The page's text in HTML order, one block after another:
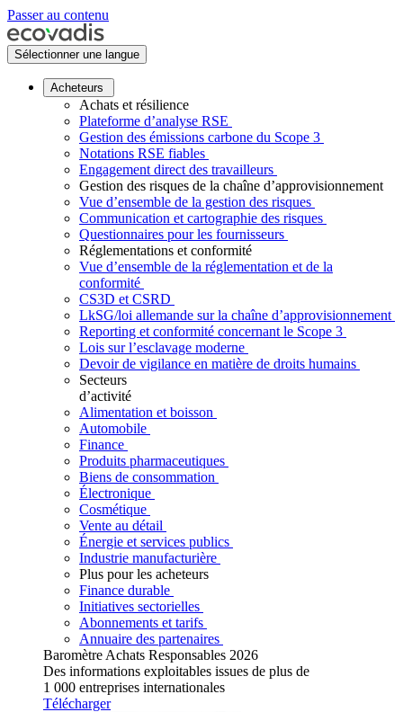
Passer au contenu
Sélectionner une langue
Acheteurs
Achats et résilience
Plateforme d’analyse RSE
Gestion des émissions carbone du Scope 3
Notations RSE fiables
Engagement direct des travailleurs
Gestion des risques de la chaîne d’approvisionnement
Vue d’ensemble de la gestion des risques
Communication et cartographie des risques
Questionnaires pour les fournisseurs
Réglementations et conformité
Vue d’ensemble de la réglementation et de la
conformité
CS3D et CSRD
LkSG/loi allemande sur la chaîne d’approvisionnement
Reporting et conformité concernant le Scope 3
Lois sur l’esclavage moderne
Devoir de vigilance en matière de droits humains
Secteurs
d’activité
Alimentation et boisson
Automobile
Finance
Produits pharmaceutiques
Biens de consommation
Électronique
Cosmétique
Vente au détail
Énergie et services publics
Industrie manufacturière
Plus pour les acheteurs
Finance durable
Initiatives sectorielles
Abonnements et tarifs
Annuaire des partenaires
Baromètre Achats Responsables 2026
Des informations exploitables issues de plus de
1 000 entreprises internationales
Télécharger